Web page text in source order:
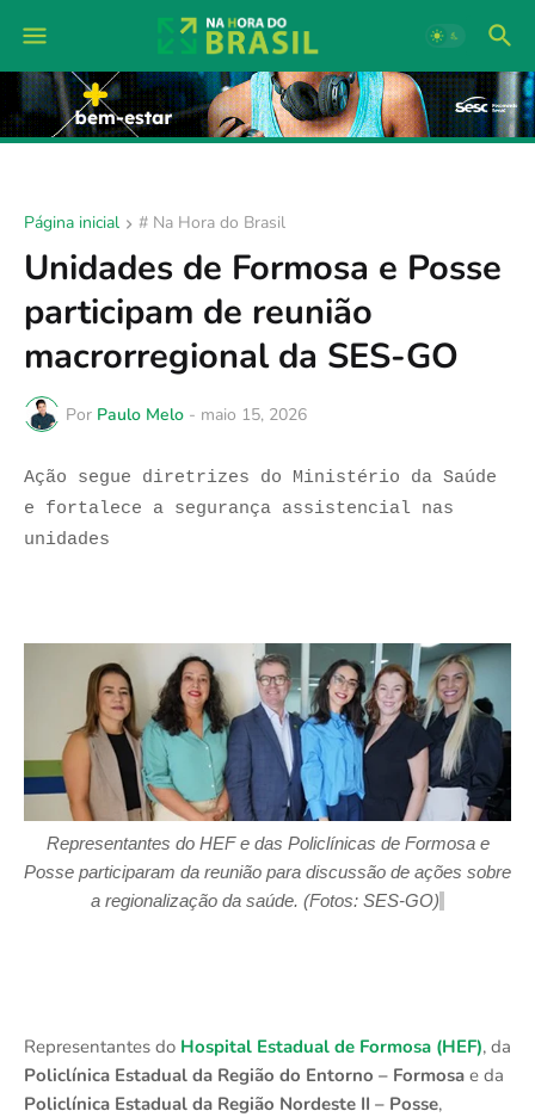
Página inicial # Na Hora do Brasil
Unidades de Formosa e Posse
participam de reunião
macrorregional da SES-GO
Por Paulo Melo - maio 15, 2026
Ação segue diretrizes do Ministério da Saúde
e fortalece a segurança assistencial nas
unidades
Representantes do HEF e das Policlínicas de Formosae
Posse participaram da reunião para discussão de ações sobre
a regionalização da saúde. (Fotos: SES-GO)
Representantes do Hospital Estadual de Formosa (HEF), da
Policlínica Estadual da Região do Entorno – Formosa e da
Policlínica Estadual da Região Nordeste II – Posse,